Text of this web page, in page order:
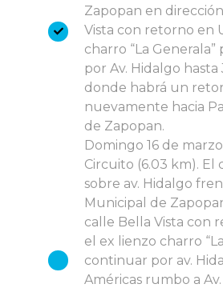
Zapopan en
Vista con retorno en
charro “La
por Av. Hidalgo hasta
donde habrá un
nuevamente hacia
de Zapopan.
Domingo 16 de
Circuito (6.03 km). El
sobre av. Hidalgo
Municipal de
calle Bella Vista con
el ex lienzo charro
continuar por av.
Américas rumbo a